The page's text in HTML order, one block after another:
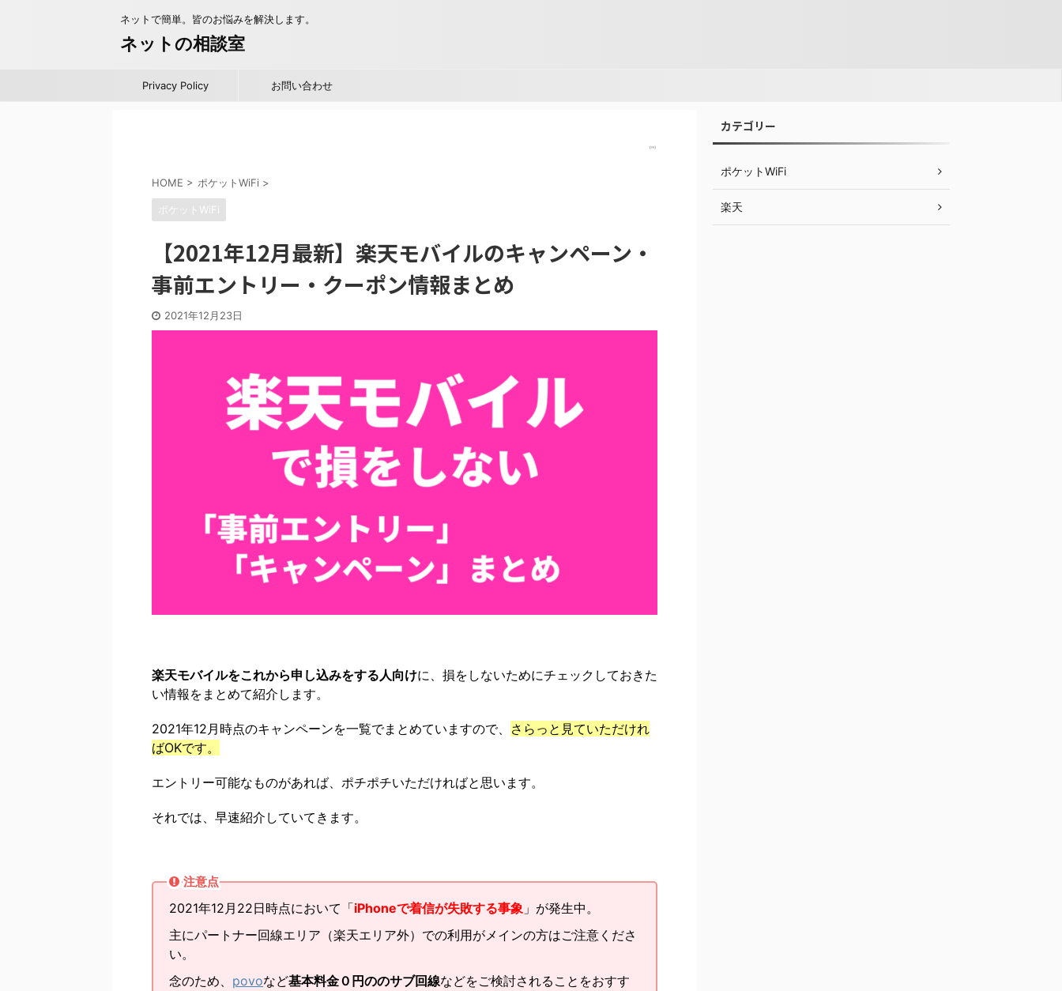
ネットで簡単。皆のお悩みを解決します。
ネットの相談室
Privacy Policy お問い合わせ
【PR】
HOME > ポケットWiFi >
ポケットWiFi
【2021年12月最新】楽天モバイルのキャンペーン・
事前エントリー・クーポン情報まとめ
2021年12月23日
楽天モバイルをこれから申し込みをする人向けに、損をしないためにチェックしておきた
い情報をまとめて紹介します。
2021年12月時点のキャンペーンを一覧でまとめていますので、 さらっと見ていただけれ
ばOKです。
エントリー可能なものがあれば、ポチポチいただければと思います。
それでは、早速紹介していてきます。
注意点
2021年12月22日時点において「iPhoneで着信が失敗する事象 」が発生中。
主にパートナー回線エリア（楽天エリア外）での利用がメインの方はご注意くださ
い。
念のため、 povoなど基本料金０円ののサブ回線などをご検討されることをおすす
カテゴリー
ポケットWiFi
楽天